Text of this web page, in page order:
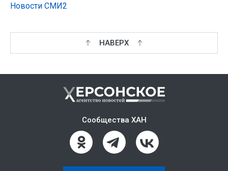
Новости СМИ2
НАВЕРХ
Сообщества ХАН